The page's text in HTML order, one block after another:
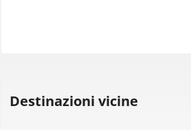
Destinazioni vicine